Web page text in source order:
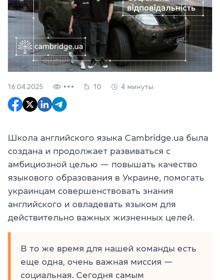
16.04.2025 10 4 минуты
Школа английского языка Cambridge.ua была
создана и продолжает развиваться с
амбициозной целью — повышать качество
языкового образования в Украине, помогать
украинцам совершенствовать знания
английского и овладевать языком для
действительно важных жизненных целей.
В то же время для нашей команды есть
еще одна, очень важная миссия —
социальная. Сегодня самым